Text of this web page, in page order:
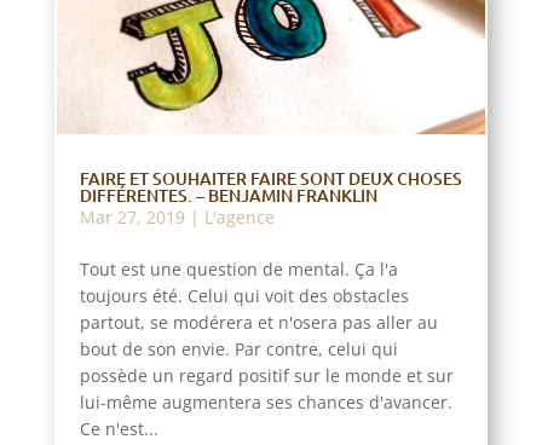
FAIRE ET SOUHAITER FAIRE SONT DEUX CHOSES
DIFFÉRENTES. – BENJAMIN FRANKLIN
Mar 27, 2019 | L'agence
Tout est une question de mental. Ça l'a
toujours été. Celui qui voit des obstacles
partout, se modérera et n'osera pas aller au
bout de son envie. Par contre, celui qui
possède un regard positif sur le monde et sur
lui-même augmentera ses chances d'avancer.
Ce n'est...